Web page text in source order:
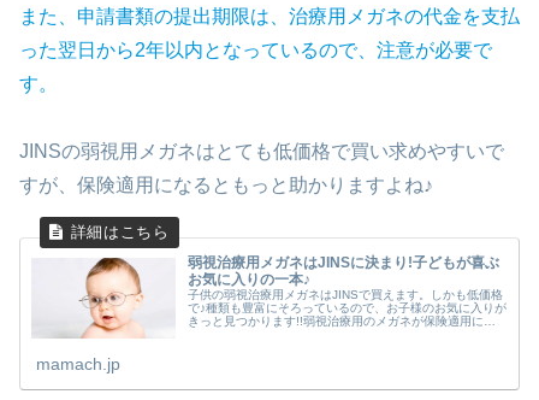
また、申請書類の提出期限は、治療用メガネの代金を支払
った翌日から2年以内となっているので、注意が必要で
す。
JINSの弱視用メガネはとても低価格で買い求めやすいで
すが、保険適用になるともっと助かりますよね♪
弱視治療用メガネはJINSに決まり!子どもが喜ぶ
お気に入りの一本♪
子供の弱視治療用メガネはJINSで買えます。しかも低価格
で♪種類も豊富にそろっているので、お子様のお気に入りが
きっと見つかります!!弱視治療用のメガネが保険適用にな
mamach.jp